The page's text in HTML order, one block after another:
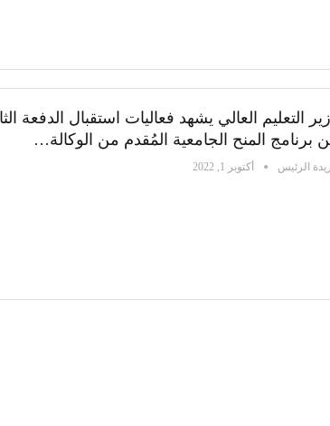
التعليم العالي يشهد فعاليات استقبال الدفعة
برنامج المنح الجامعية المُقدم من الوكالة…
الرئيس أكتوبر 1, 2022